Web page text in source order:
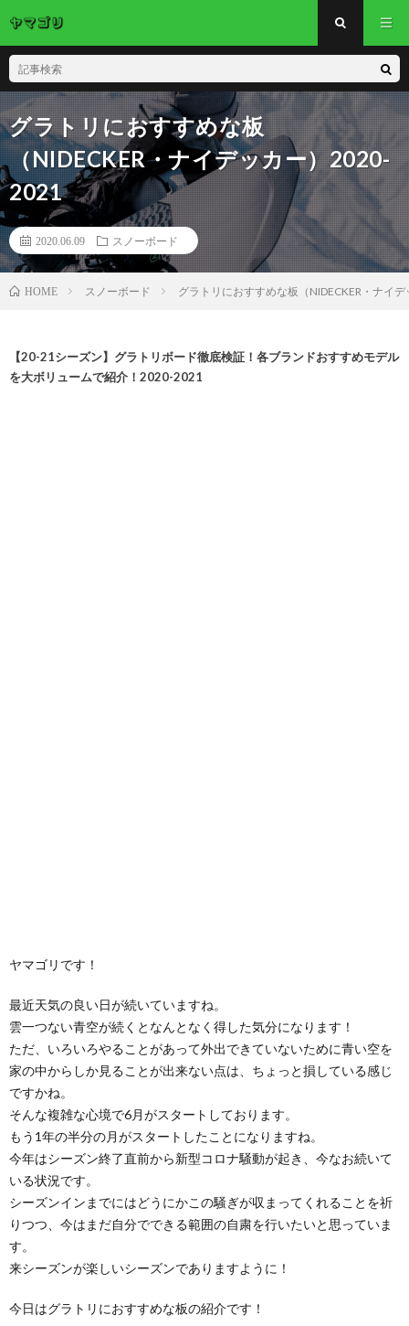
グラトリにおすすめな板
（NIDECKER・ナイデッカー）2020-
2021
2020.06.09 スノーボード
HOME スノーボード グラトリにおすすめな板（NIDECKER・ナイ
【20-21シーズン】グラトリボード徹底検証！各ブランドおすすめモデル
を大ボリュームで紹介！2020-2021
ヤマゴリです！
最近天気の良い日が続いていますね。
雲一つない青空が続くとなんとなく得した気分になります！
ただ、いろいろやることがあって外出できていないために青い空を
家の中からしか見ることが出来ない点は、ちょっと損している感じ
ですかね。
そんな複雑な心境で6月がスタートしております。
もう1年の半分の月がスタートしたことになりますね。
今年はシーズン終了直前から新型コロナ騒動が起き、今なお続いて
いる状況です。
シーズンインまでにはどうにかこの騒ぎが収まってくれることを祈
りつつ、今はまだ自分でできる範囲の自粛を行いたいと思っていま
す。
来シーズンが楽しいシーズンでありますように！
今日はグラトリにおすすめな板の紹介です！